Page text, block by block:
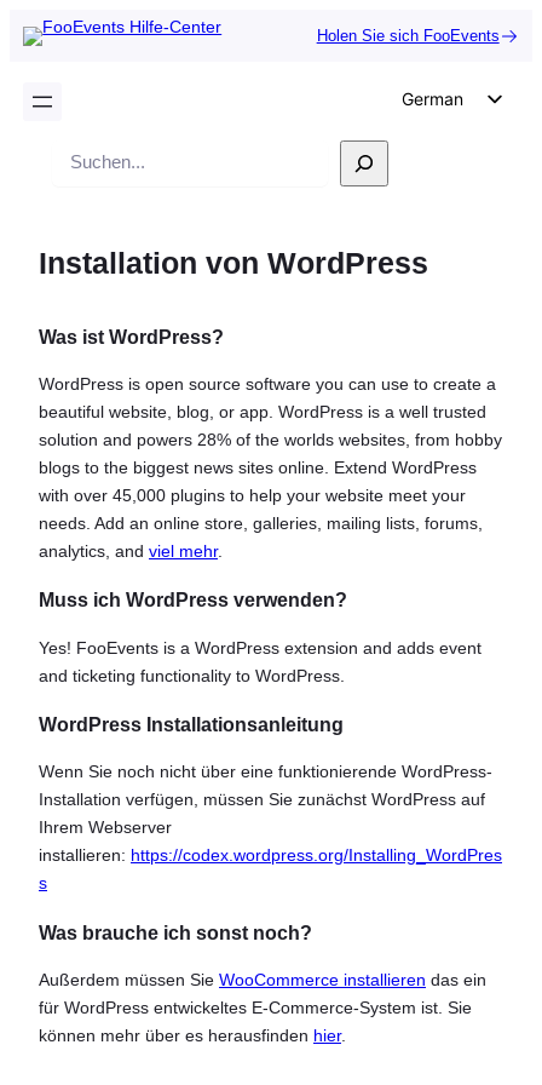
Holen Sie sich FooEvents
German
Italian
Polish
Czech
Greek
Suche
Installation von WordPress
Was ist WordPress?
WordPress is open source software you can use to create a
beautiful website, blog, or app. WordPress is a well trusted
solution and powers 28% of the worlds websites, from hobby
blogs to the biggest news sites online. Extend WordPress
with over 45,000 plugins to help your website meet your
needs. Add an online store, galleries, mailing lists, forums,
analytics, and viel mehr.
Muss ich WordPress verwenden?
Yes! FooEvents is a WordPress extension and adds event
and ticketing functionality to WordPress.
WordPress Installationsanleitung
Wenn Sie noch nicht über eine funktionierende WordPress-
Installation verfügen, müssen Sie zunächst WordPress auf
Ihrem Webserver
installieren: https://codex.wordpress.org/Installing_WordPres
s
Was brauche ich sonst noch?
Außerdem müssen Sie WooCommerce installieren das ein
für WordPress entwickeltes E-Commerce-System ist. Sie
können mehr über es herausfinden hier.